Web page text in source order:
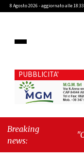
8 Agosto 2026 - aggiornato alle 18:33
PUBBLICITA'
Breaking
news:
"Cava